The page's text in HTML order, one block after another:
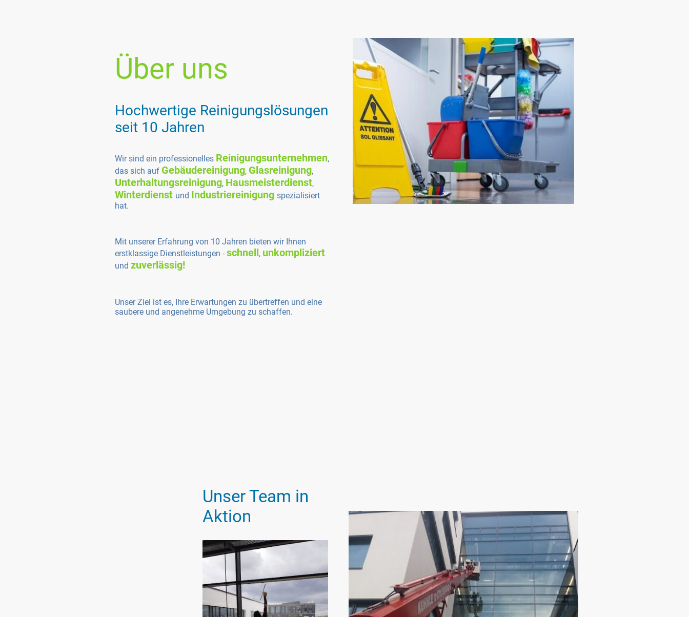
Über uns
Hochwertige Reinigungslösungen
seit 10 Jahren
Wir sind ein professionelles Reinigungsunternehmen,
das sich auf Gebäudereinigung, Glasreinigung,
Unterhaltungsreinigung, Hausmeisterdienst,
Winterdienst und Industriereinigung spezialisiert
hat.
Mit unserer Erfahrung von 10 Jahren bieten wir Ihnen
erstklassige Dienstleistungen - schnell , unkompliziert
und zuverlässig!
Unser Ziel ist es, Ihre Erwartungen zu übertreffen und eine
saubere und angenehme Umgebung zu schaffen.
Unser Team in
Aktion